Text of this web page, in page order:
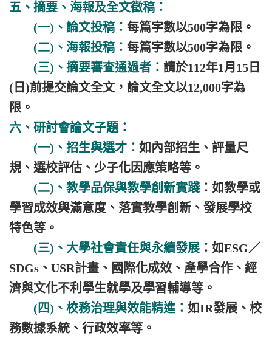
五、摘要、海報及全文徵稿：
(一)、論文投稿： 每篇字數以500字為限。
(二)、海報投稿： 每篇字數以500字為限。
(三)、摘要審查通過者： 請於112年1月15日
(日)前提交論文全文，論文全文以12,000字為
限。
六、研討會論文子題：
(一)、招生與選才： 如內部招生、評量尺
規、選校評估、少子化因應策略等。
(二)、教學品保與教學創新實踐：如教學或
學習成效與滿意度、落實教學創新、發展學校
特色等。
(三)、大學社會責任與永續發展 ：如ESG／
SDGs、USR計畫、國際化成效、產學合作、經
濟與文化不利學生就學及學習輔導等。
(四)、校務治理與效能精進： 如IR發展、校
務數據系統、行政效率等。